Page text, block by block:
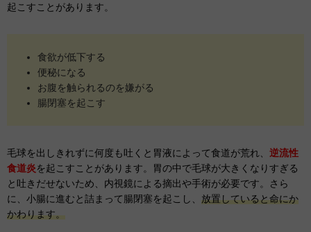
起こすことがあります。
食欲が低下する
便秘になる
お腹を触られるのを嫌がる
腸閉塞を起こす
毛球を出しきれずに何度も吐くと胃液によって食道が荒れ、 逆流性
食道炎を起こすことがあります。胃の中で毛球が大きくなりすぎる
と吐きだせないため、内視鏡による摘出や手術が必要です。さら
に、小腸に進むと詰まって腸閉塞を起こし、 放置していると命にか
かわります。